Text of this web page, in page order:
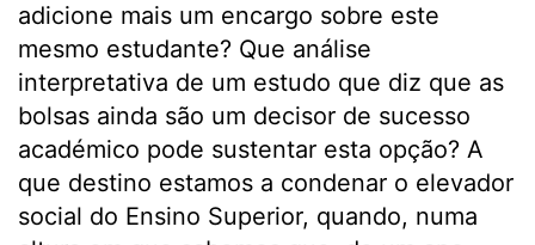
adicione mais um encargo sobre este
mesmo estudante? Que análise
interpretativa de um estudo que diz que as
bolsas ainda são um decisor de sucesso
académico pode sustentar esta opção? A
que destino estamos a condenar o elevador
social do Ensino Superior, quando, numa